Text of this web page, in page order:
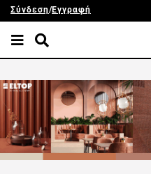
Σύνδεση/Εγγραφή